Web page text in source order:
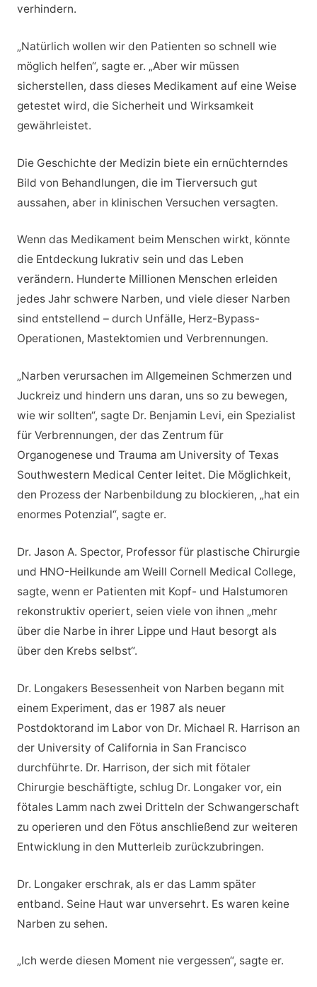
verhindern.
„Natürlich wollen wir den Patienten so schnell wie
möglich helfen“, sagte er. „Aber wir müssen
sicherstellen, dass dieses Medikament auf eine Weise
getestet wird, die Sicherheit und Wirksamkeit
gewährleistet.
Die Geschichte der Medizin biete ein ernüchterndes
Bild von Behandlungen, die im Tierversuch gut
aussahen, aber in klinischen Versuchen versagten.
Wenn das Medikament beim Menschen wirkt, könnte
die Entdeckung lukrativ sein und das Leben
verändern. Hunderte Millionen Menschen erleiden
jedes Jahr schwere Narben, und viele dieser Narben
sind entstellend – durch Unfälle, Herz-Bypass-
Operationen, Mastektomien und Verbrennungen.
„Narben verursachen im Allgemeinen Schmerzen und
Juckreiz und hindern uns daran, uns so zu bewegen,
wie wir sollten“, sagte Dr. Benjamin Levi, ein Spezialist
für Verbrennungen, der das Zentrum für
Organogenese und Trauma am University of Texas
Southwestern Medical Center leitet. Die Möglichkeit,
den Prozess der Narbenbildung zu blockieren, „hat ein
enormes Potenzial“, sagte er.
Dr. Jason A. Spector, Professor für plastische Chirurgie
und HNO-Heilkunde am Weill Cornell Medical College,
sagte, wenn er Patienten mit Kopf- und Halstumoren
rekonstruktiv operiert, seien viele von ihnen „mehr
über die Narbe in ihrer Lippe und Haut besorgt als
über den Krebs selbst“.
Dr. Longakers Besessenheit von Narben begann mit
einem Experiment, das er 1987 als neuer
Postdoktorand im Labor von Dr. Michael R. Harrison an
der University of California in San Francisco
durchführte. Dr. Harrison, der sich mit fötaler
Chirurgie beschäftigte, schlug Dr. Longaker vor, ein
fötales Lamm nach zwei Dritteln der Schwangerschaft
zu operieren und den Fötus anschließend zur weiteren
Entwicklung in den Mutterleib zurückzubringen.
Dr. Longaker erschrak, als er das Lamm später
entband. Seine Haut war unversehrt. Es waren keine
Narben zu sehen.
„Ich werde diesen Moment nie vergessen“, sagte er.